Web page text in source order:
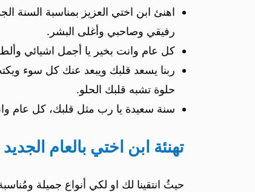
اهنئ ابن اختي العزيز بمناسبة
رفيقي وصاحبي وأغلى البشر.
كل عام وانت بخير يا أجمل اشيائي
ربنا يسعد قلبك ويبعد عنك كل سوء
حلوة تشبه قلبك الحلو.
سنة سعيدة يا رب مثل قلبك، كل عام
تهنئة ابن اختي بالعام الجديد
حيثُ انتقينا لك او لكي أنواع جميلة